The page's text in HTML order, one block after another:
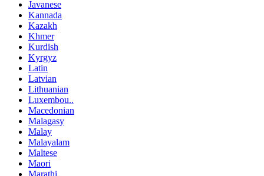
Javanese
Kannada
Kazakh
Khmer
Kurdish
Kyrgyz
Latin
Latvian
Lithuanian
Luxembou..
Macedonian
Malagasy
Malay
Malayalam
Maltese
Maori